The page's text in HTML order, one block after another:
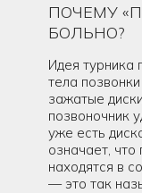
ПОЧЕМУ
БОЛЬНО?
Идея турника
тела
зажатые
позвоночник
уже есть
означает,
находятся в
— это так